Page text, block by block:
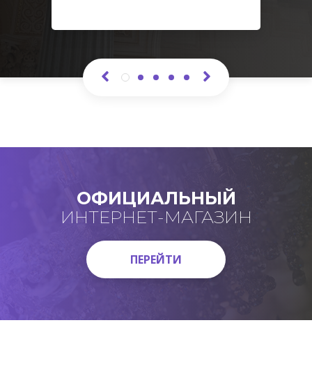
ОФИЦИАЛЬНЫЙ
ИНТЕРНЕТ-МАГАЗИН
ПЕРЕЙТИ
ПЕРЕЙТИ